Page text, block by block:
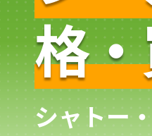
格
シャトー